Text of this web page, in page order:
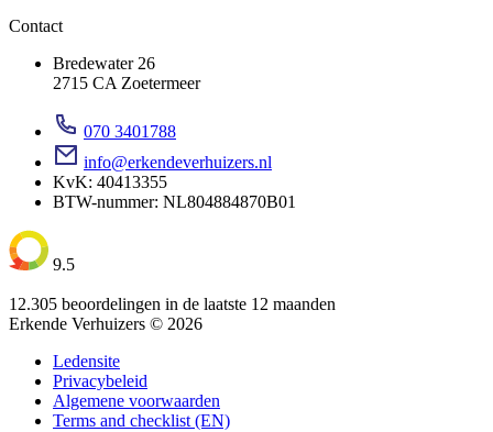
Contact
Bredewater 26
2715 CA Zoetermeer
070 3401788
info@erkendeverhuizers.nl
KvK: 40413355
BTW-nummer: NL804884870B01
9.5
12.305 beoordelingen in de laatste 12 maanden
Erkende Verhuizers © 2026
Ledensite
Privacybeleid
Algemene voorwaarden
Terms and checklist (EN)